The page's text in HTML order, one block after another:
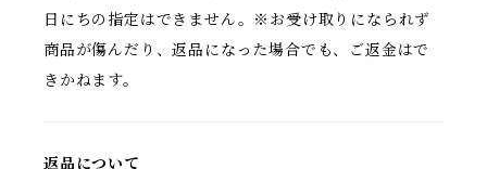
日にちの指定はできません。※お受け取りになられず
商品が傷んだり、返品になった場合でも、ご返金はで
きかねます。
返品について